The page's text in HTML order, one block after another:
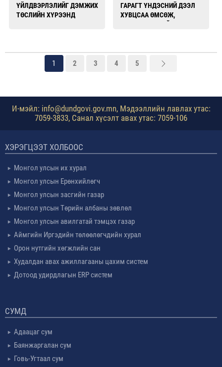
ҮЙЛДВЭРЛЭЛИЙГ ДЭМЖИХ
ТӨСЛИЙН ХҮРЭЭНД
ГАРАГТ ҮНДЭСНИЙ ДЭЭЛ
ХУВЦСАА ӨМСӨЖ,
1 2 3 4 5
И-мэйл: info@dundgovi.gov.mn, Мэдээллийн лавлах утас:
7059-3833, Санал хүсэлт авах утас: 7059-106
ХЭРЭГЦЭЭТ ХОЛБООС
Монгол улсын их хурал
Монгол улсын Ерөнхийлөгч
Монгол улсын засгийн газар
Монгол улсын Төрийн албаны зөвлөл
Монгол улсын авилгатай тэмцэх газар
Аймгийн Иргэдийн төлөөлөгчдийн хурал
Орон нутгийн хөгжлийн сан
Худалдан авах ажиллагааны цахим систем
Дотоод удирдлагын ERP систем
СУМД
Адаацаг сум
Баянжаргалан сум
Говь-Угтаал сум